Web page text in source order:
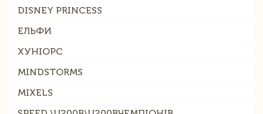
DISNEY PRINCESS
ЕЛЬФИ
ХУНІОРС
MINDSTORMS
MIXELS